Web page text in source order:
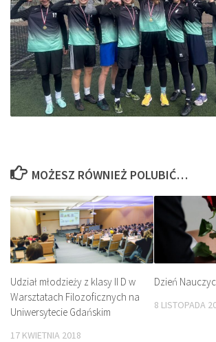
MOŻESZ RÓWNIEŻ POLUBIĆ…
Udział młodzieży z klasy II D w
Warsztatach Filozoficznych na
Uniwersytecie Gdańskim
17 KWIETNIA 2018
Dzień
8 LISTOPADA